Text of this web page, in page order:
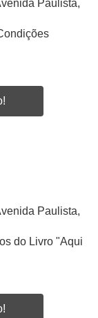
Paulista,
Paulista,
do Livro "Aqui